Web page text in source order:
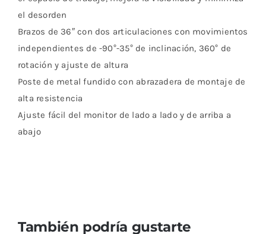
el desorden
Brazos de 36″ con dos articulaciones con movimientos
independientes de -90°-35° de inclinación, 360° de
rotación y ajuste de altura
Poste de metal fundido con abrazadera de montaje de
alta resistencia
Ajuste fácil del monitor de lado a lado y de arriba a
abajo
También podría gustarte